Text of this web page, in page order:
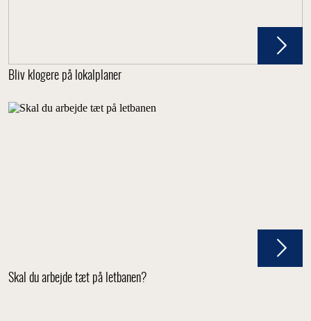
Bliv klogere på lokalplaner
Skal du arbejde tæt på letbanen?